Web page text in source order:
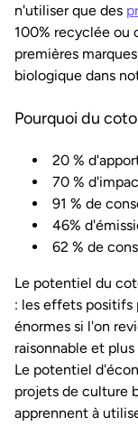
n'utiliser que des
100% recyclée ou
premières
biologique dans
Pourquoi du
20 %
70 %
91 % de
46%
62 % de
Le potentiel du
: les effets positifs
énormes si l'on
raisonnable et plus
Le potentiel
projets de culture
apprennent à